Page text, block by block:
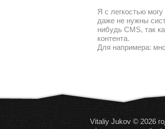
Я с легкостью
даже не нужны
нибудь CMS, так
контента.
Для напримера:
Vitaliy Jukov © 2026